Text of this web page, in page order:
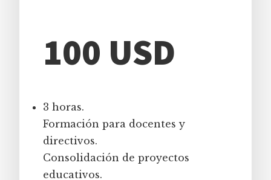
100 USD
3 horas.
Formación para docentes y
directivos.
Consolidación de proyectos
educativos.